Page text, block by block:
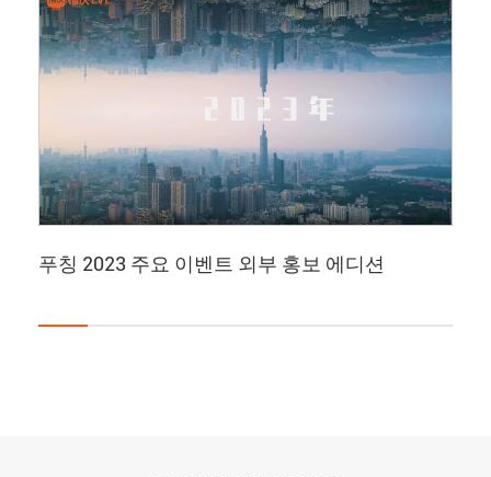
푸칭 2023 주요 이벤트 외부 홍보 에디션